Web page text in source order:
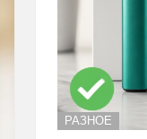
РАЗНОЕ